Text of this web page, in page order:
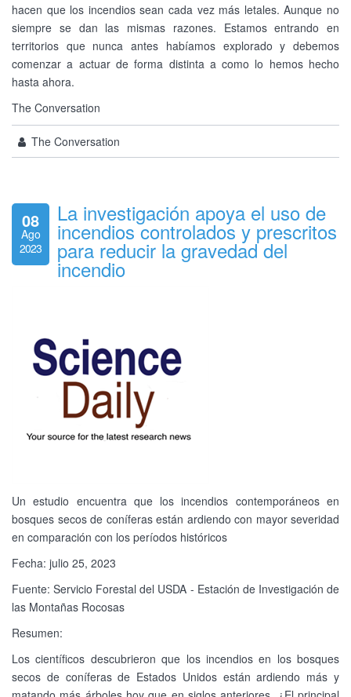
hacen que los incendios sean cada vez más letales. Aunque no
siempre se dan las mismas razones. Estamos entrando en
territorios que nunca antes habíamos explorado y debemos
comenzar a actuar de forma distinta a como lo hemos hecho
hasta ahora.
The Conversation
The Conversation
08
Ago
2023
La investigación apoya el uso de
incendios controlados y prescritos
para reducir la gravedad del
incendio
Un estudio encuentra que los incendios contemporáneos en
bosques secos de coníferas están ardiendo con mayor severidad
en comparación con los períodos históricos
Fecha: julio 25, 2023
Fuente: Servicio Forestal del USDA - Estación de Investigación de
las Montañas Rocosas
Resumen:
Los científicos descubrieron que los incendios en los bosques
secos de coníferas de Estados Unidos están ardiendo más y